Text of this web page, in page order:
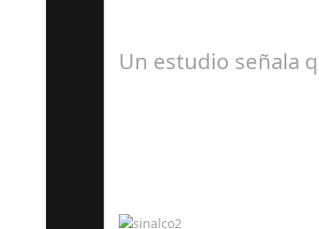
Un estudio señala